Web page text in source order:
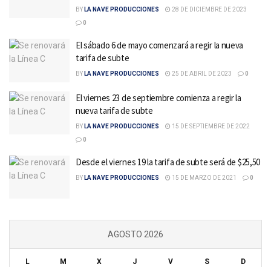
BY LA NAVE PRODUCCIONES
28 DE DICIEMBRE DE 2023
0
El sábado 6 de mayo comenzará a regir la nueva
tarifa de subte
BY LA NAVE PRODUCCIONES 25 DE ABRIL DE 2023 0
El viernes 23 de septiembre comienza a regir la
nueva tarifa de subte
BY LA NAVE PRODUCCIONES
15 DE SEPTIEMBRE DE 2022
0
Desde el viernes 19 la tarifa de subte será de $25,50
BY LA NAVE PRODUCCIONES 15 DE MARZO DE 2021 0
AGOSTO 2026
L M X J V S D